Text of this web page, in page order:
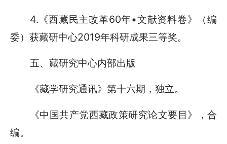
4.《西藏民主改革60年•文献资料卷》（编
委）获藏研中心2019年科研成果三等奖。
五、藏研究中心内部出版
《藏学研究通讯》第十六期，独立。
《中国共产党西藏政策研究论文要目》，合
编。